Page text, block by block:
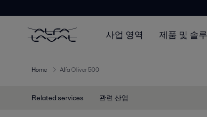
사업 영역 제품 및 솔
Home Alfa Oliver 500
Related services 관련 산업